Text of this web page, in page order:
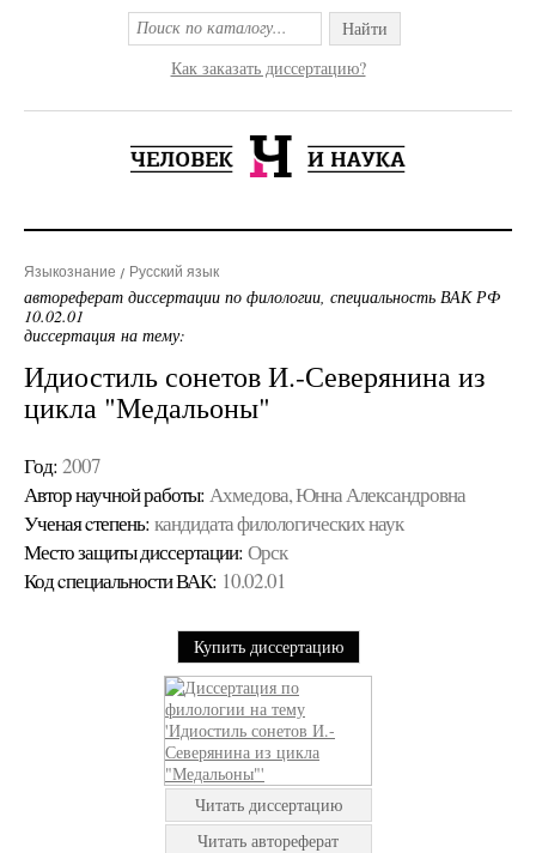
Найти
Как заказать диссертацию?
Языкознание Русский язык
автореферат диссертации по филологии, специальность ВАК РФ
10.02.01
диссертация на тему:
Идиостиль сонетов И.-Северянина из
цикла "Медальоны"
Год: 2007
Автор научной работы: Ахмедова, Юнна Александровна
Ученая cтепень: кандидата филологических наук
Место защиты диссертации: Орск
Код cпециальности ВАК: 10.02.01
Купить диссертацию
Читать диссертацию
Читать автореферат